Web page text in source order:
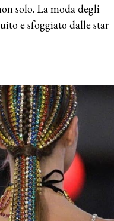
solo. La moda degli
e sfoggiato dalle star